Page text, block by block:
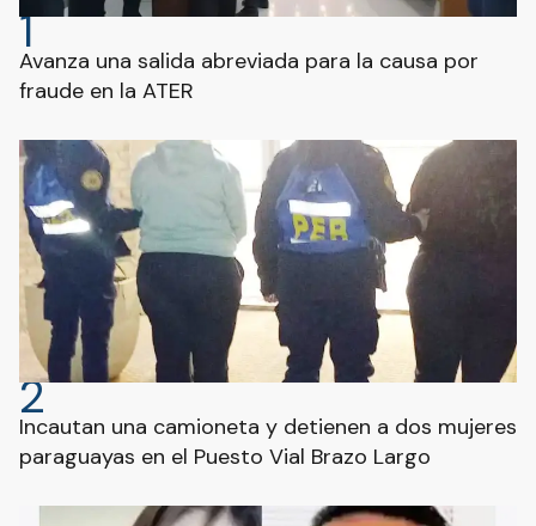
1
Avanza una salida abreviada para la causa por
fraude en la ATER
2
Incautan una camioneta y detienen a dos mujeres
paraguayas en el Puesto Vial Brazo Largo